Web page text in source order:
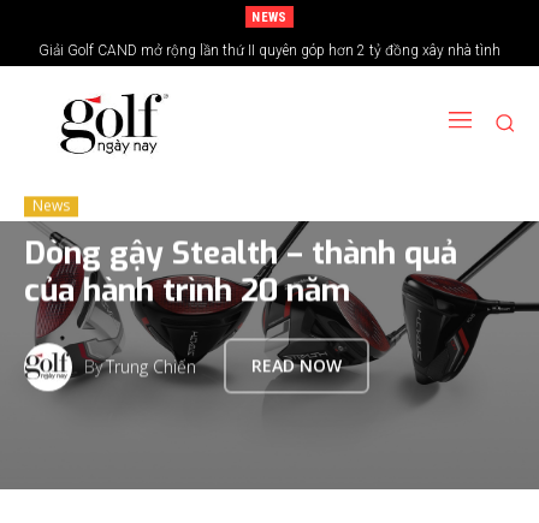
NEWS
Giải Golf CAND mở rộng lần thứ II quyên góp hơn 2 tỷ đồng xây nhà tình
nghĩa vùng biên giới
24H Group tổ chức giải golf kỷ niệm 15 năm thành lập
News
Dòng gậy Stealth – thành quả
của hành trình 20 năm
ByTrung Chiến READ NOW